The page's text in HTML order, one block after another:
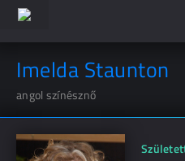
Imelda Staunton
angol színésznő